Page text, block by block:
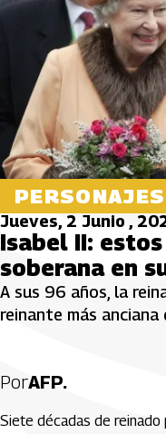
PERSONAJES
Jueves, 2 Junio ,
Isabel II:
soberana en
A sus 96 años, la
reinante más anciana
PorAFP.
Siete décadas de reinado